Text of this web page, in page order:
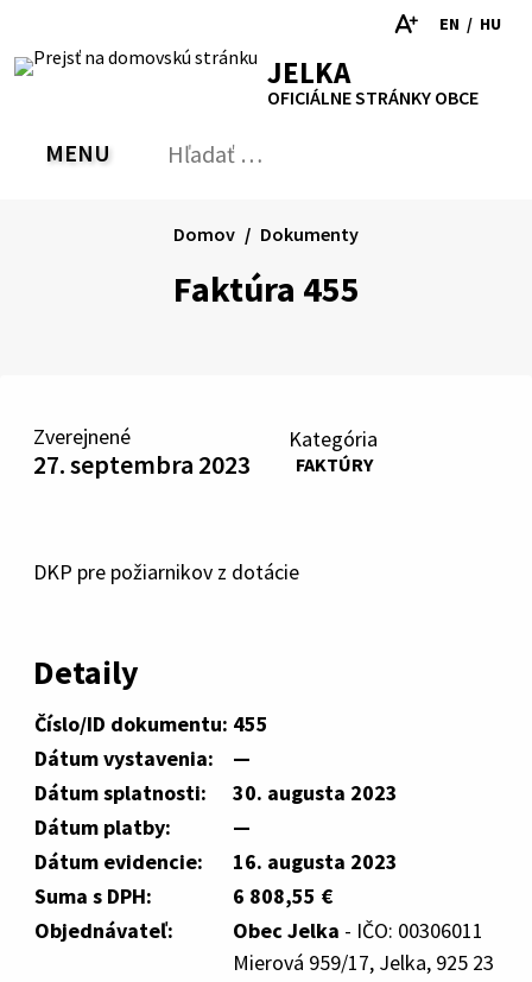
obsah
RSS MapaTlačiť
Zvýšiť
kontrast
písmapísma
EN
to
/ HU
JELKA
OFICIÁLNE STRÁNKY OBCE
PREPNÚŤ
MENU Hľadať:
Faktúra 455
Domov Dokumenty
Zverejnené
27. septembra 2023
Kategória
FAKTÚRY
DKP pre požiarnikov z dotácie
Detaily
Číslo/ID dokumentu: 455
Dátum vystavenia:
—
Dátum splatnosti:
30. augusta 2023
Dátum platby:
—
Dátum evidencie:
16. augusta 2023
Suma s DPH:
6 808,55 €
Objednávateľ:
Obec Jelka - IČO: 00306011
Mierová 959/17, Jelka, 925 23